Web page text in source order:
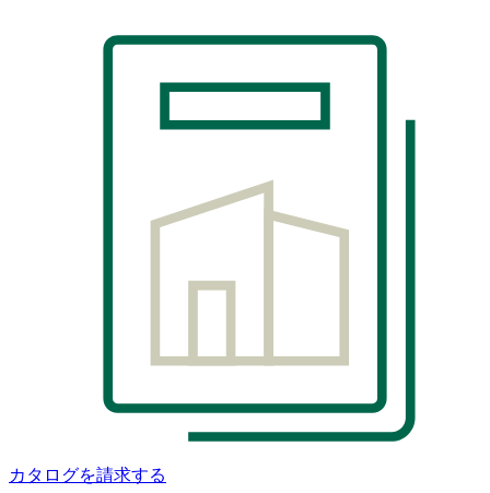
カタログを請求する